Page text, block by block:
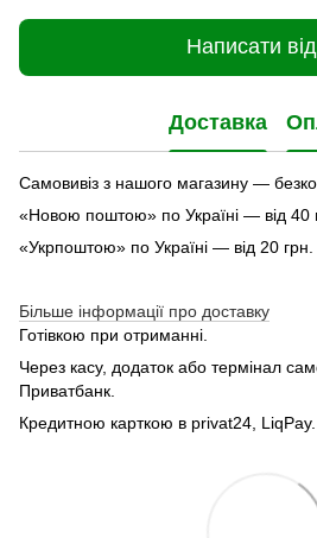
Написати
Доставка
Самовивіз з нашого магазину —
«Новою поштою» по Україні — від 40
«Укрпоштою» по Україні — від 20 грн.
Більше інформації про доставку
Готівкою при отриманні.
Через касу, додаток або термінал
Приватбанк.
Кредитною карткою в privat24, LiqPay.